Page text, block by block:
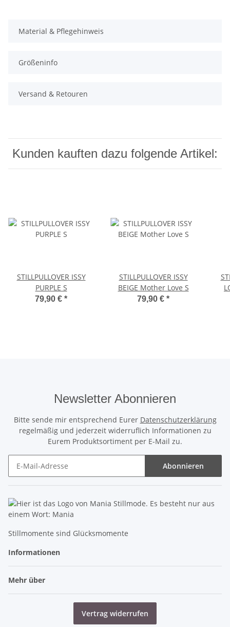
Material & Pflegehinweis
Größeninfo
Versand & Retouren
Kunden kauften dazu folgende Artikel:
STILLPULLOVER ISSY
PURPLE S
79,90 € *
STILLPULLOVER ISSY
BEIGE Mother Love S
79,90 € *
Newsletter Abonnieren
Bitte sende mir entsprechend Eurer Datenschutzerklärung
regelmäßig und jederzeit widerruflich Informationen zu
Eurem Produktsortiment per E-Mail zu.
Abonnieren
Stillmomente sind Glücksmomente
Informationen
Mehr über
Vertrag widerrufen